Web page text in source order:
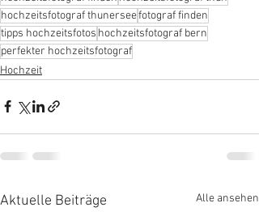
hochzeitsfotograf thunerseefotograf finden
tipps hochzeitsfotos hochzeitsfotograf bern
perfekter hochzeitsfotograf
Hochzeit
Aktuelle Beiträge Alle ansehen